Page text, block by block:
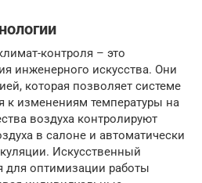
контроля – это
инженерного искусства. Они
которая позволяет системе
к изменениям температуры на
воздуха контролируют
в салоне и автоматически
Искусственный
для оптимизации работы